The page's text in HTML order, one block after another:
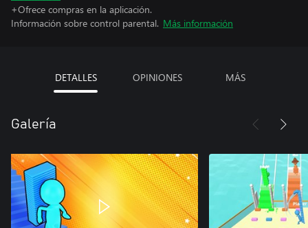
+Ofrece compras en la aplicación.
Información sobre control parental. Más información
DETALLES OPINIONES MÁS
Galería